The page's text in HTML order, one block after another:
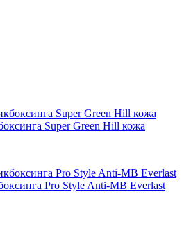
Super Green Hill кожа
Pro Style Anti-MB Everlast